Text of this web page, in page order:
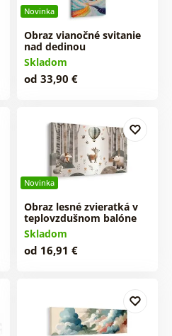
Novinka
Obraz vianočné svitanie
nad dedinou
Skladom
od 33,90 €
Novinka
Obraz lesné zvieratká v
teplovzdušnom balóne
Skladom
od 16,91 €